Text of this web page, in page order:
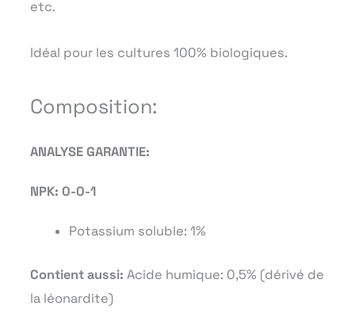
etc.
Idéal pour les cultures 100% biologiques.
Composition:
ANALYSE GARANTIE:
NPK: 0-0-1
Potassium soluble: 1%
Contient aussi: Acide humique: 0,5% (dérivé de
la léonardite)